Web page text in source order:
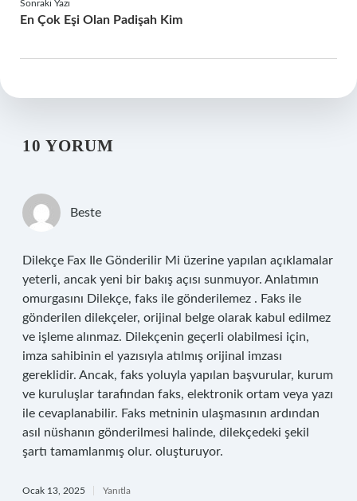
Sonraki Yazı
En Çok Eşi Olan Padişah Kim
10 YORUM
Beste
Dilekçe Fax Ile Gönderilir Mi üzerine yapılan açıklamalar
yeterli, ancak yeni bir bakış açısı sunmuyor. Anlatımın
omurgasını Dilekçe, faks ile gönderilemez . Faks ile
gönderilen dilekçeler, orijinal belge olarak kabul edilmez
ve işleme alınmaz. Dilekçenin geçerli olabilmesi için,
imza sahibinin el yazısıyla atılmış orijinal imzası
gereklidir. Ancak, faks yoluyla yapılan başvurular, kurum
ve kuruluşlar tarafından faks, elektronik ortam veya yazı
ile cevaplanabilir. Faks metninin ulaşmasının ardından
asıl nüshanın gönderilmesi halinde, dilekçedeki şekil
şartı tamamlanmış olur. oluşturuyor.
Ocak 13, 2025 Yanıtla